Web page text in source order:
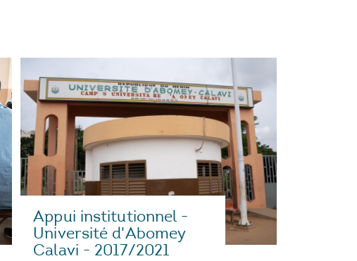
Appui institutionnel -
Université d'Abomey
Calavi - 2017/2021